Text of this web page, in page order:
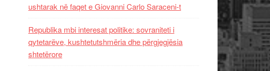
ushtarak në faqet e Giovanni Carlo Saraceni-t
Republika mbi interesat politike: sovraniteti i
qytetarëve, kushtetutshmëria dhe përgjegjësia
shtetërore